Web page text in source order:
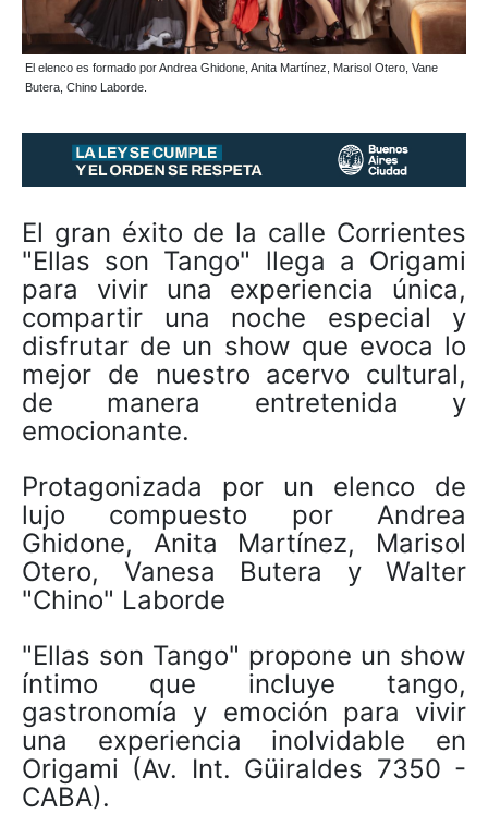
El elenco es formado por Andrea Ghidone, Anita Martínez, Marisol Otero, Vane
Butera, Chino Laborde.
El gran éxito de la calle Corrientes
"Ellas son Tango" llega a Origami
para vivir una experiencia única,
compartir una noche especial y
disfrutar de un show que evoca lo
mejor de nuestro acervo cultural,
de manera entretenida y
emocionante.
Protagonizada por un elenco de
lujo compuesto por Andrea
Ghidone, Anita Martínez, Marisol
Otero, Vanesa Butera y Walter
"Chino" Laborde
"Ellas son Tango" propone un show
íntimo que incluye tango,
gastronomía y emoción para vivir
una experiencia inolvidable en
Origami (Av. Int. Güiraldes 7350 -
CABA).